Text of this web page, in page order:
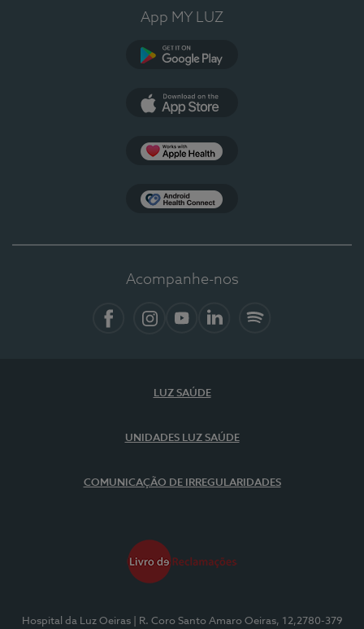
App MY LUZ
Acompanhe-nos
LUZ SAÚDE
UNIDADES LUZ SAÚDE
COMUNICAÇÃO DE IRREGULARIDADES
Hospital da Luz Oeiras
| R. Coro Santo Amaro Oeiras, 12,2780-379